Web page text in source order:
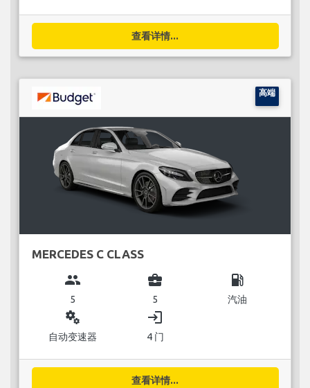
查看详情...
高端
MERCEDES C CLASS
group
5
business_center
5
local_gas_station
汽油
miscellaneous_services
自动变速器
login
4 门
查看详情...